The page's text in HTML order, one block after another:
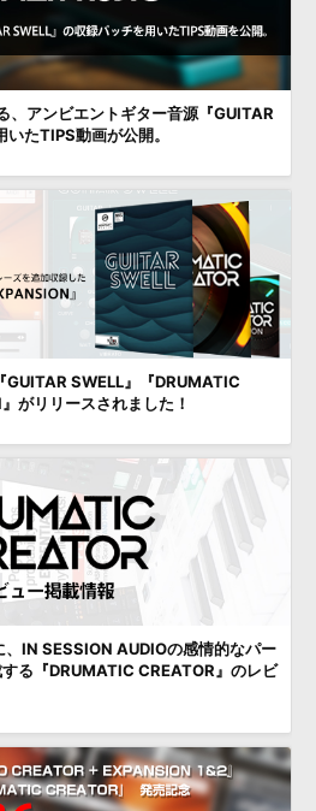
、アンビエントギター音源『GUITAR
たTIPS動画が公開。
SWELL』『DRUMATIC
がリリースされました！
IN SESSION AUDIOの感情的なパー
る『DRUMATIC CREATOR』のレビ